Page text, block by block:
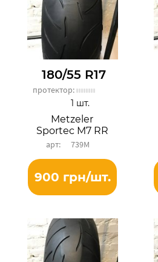
180/55 R17
протектор:
Metzeler
Sportec M7 RR
739М
1 шт.
900 грн/шт.